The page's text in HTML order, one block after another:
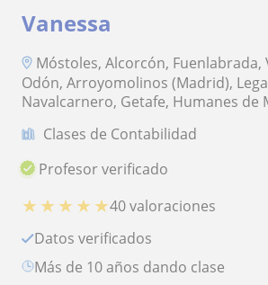
Vanessa
Móstoles, Alcorcón, Fuenlabrada,
Odón, Arroyomolinos (Madrid),
Navalcarnero, Getafe, Humanes de
Clases de Contabilidad
Profesor verificado
★ ★ ★ ★ ★40 valoraciones
Datos verificados
más de 10 años dando clase